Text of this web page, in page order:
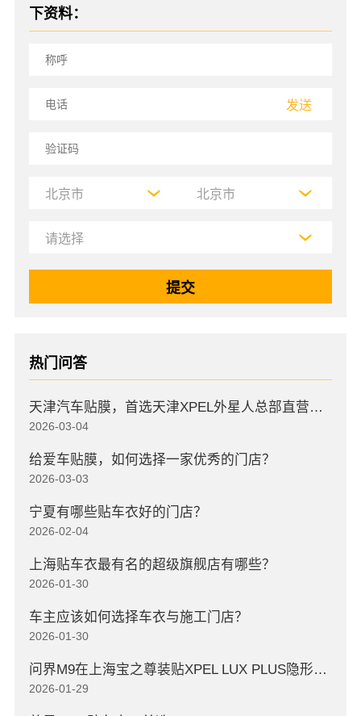
下资料：
发送
热门问答
天津汽车贴膜，首选天津XPEL外星人总部直营店，高口碑店
2026-03-04
给爱车贴膜，如何选择一家优秀的门店？
2026-03-03
宁夏有哪些贴车衣好的门店？
2026-02-04
上海贴车衣最有名的超级旗舰店有哪些？
2026-01-30
车主应该如何选择车衣与施工门店？
2026-01-30
问界M9在上海宝之尊装贴XPEL LUX PLUS隐形车衣
2026-01-29